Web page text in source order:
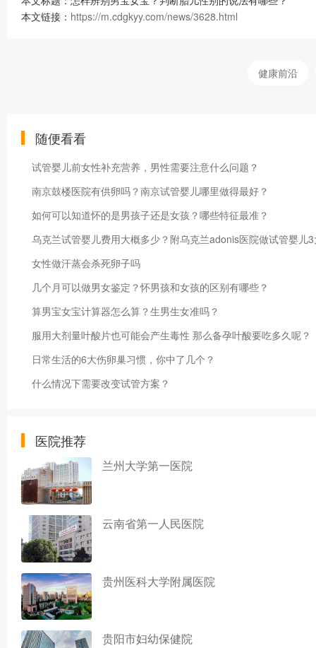
本文链接： https://m.cdgkyy.com/news/3628.html
健康前沿
随便看看
试管婴儿前女性补充营养，男性需要注意什么问题？
南京鼓楼医院有供卵吗？南京试管婴儿哪里做得最好？
如何可以知道怀的是男孩子还是女孩？哪些特征最准？
乌克兰试管婴儿费用大概多少？附乌克兰adonis医院做试管婴儿
女性做汗蒸会杀死卵子吗
几个月可以做男女鉴定？怀男孩和女孩的区别有哪些？
算男宝女宝计算器怎么算？生男生女准吗？
服用大剂量叶酸片也可能会产生毒性 那么备孕叶酸要吃多久呢？
日常生活的6大伤卵巢习惯，你中了几个？
什么情况下需要改变试管方案？
医院推荐
兰州大学第一医院
云南省第一人民医院
贵州医科大学附属医院
贵阳市妇幼保健院